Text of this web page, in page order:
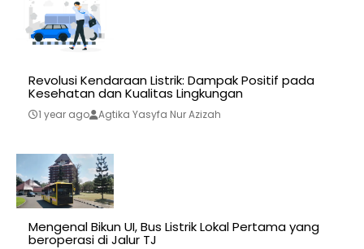
Revolusi Kendaraan Listrik: Dampak Positif pada
Kesehatan dan Kualitas Lingkungan
1 year ago Agtika Yasyfa Nur Azizah
Mengenal Bikun UI, Bus Listrik Lokal Pertama yang
beroperasi di Jalur TJ